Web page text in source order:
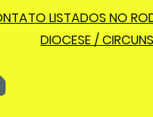
LISTADOS NO
DIOCESE /